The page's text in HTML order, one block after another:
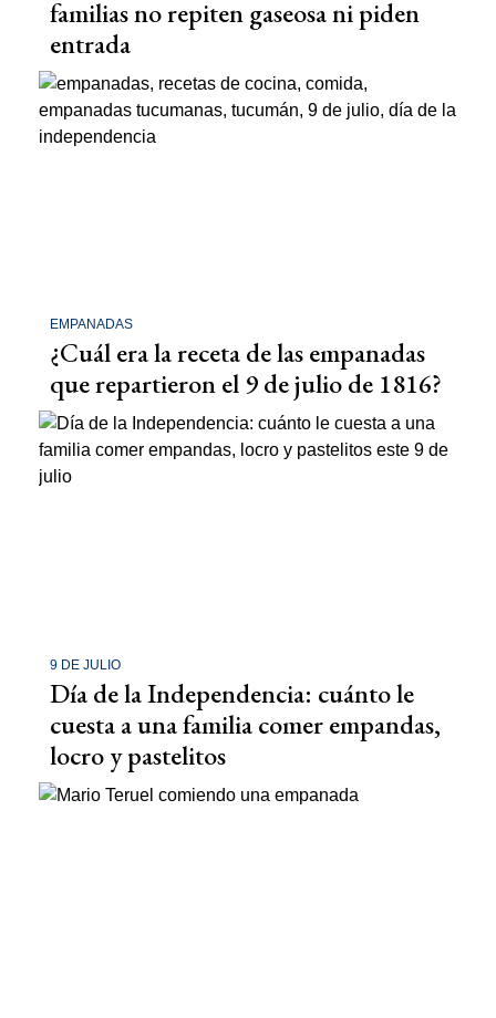
familias no repiten gaseosa ni piden
entrada
EMPANADAS
¿Cuál era la receta de las empanadas
que repartieron el 9 de julio de 1816?
9 DE JULIO
Día de la Independencia: cuánto le
cuesta a una familia comer empandas,
locro y pastelitos